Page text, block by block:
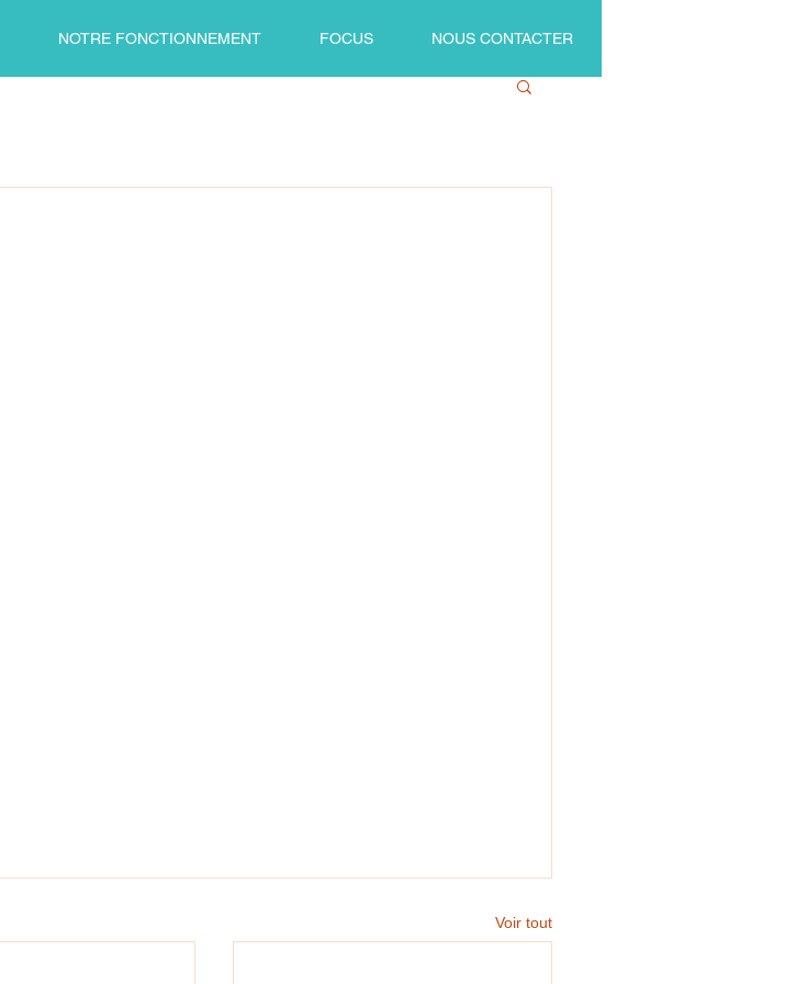
NOTRE FONCTIONNEMENT FOCUS NOUS CONTACTER
Voir tout